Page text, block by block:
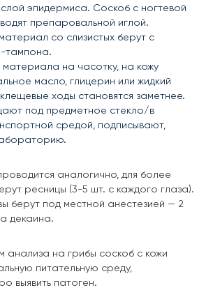
эпидермиса. Соскоб с ногтевой
препаровальной иглой.
со слизистых берут с
тампона.
на часотку, на кожу
масло, глицерин или жидкий
ходы становятся заметнее.
под предметное стекло/в
средой, подписывают,
аналогично, для более
ресницы (3-5 шт. с каждого глаза).
берут под местной анестезией — 2
декаина.
анализа на грибы соскоб с кожи
питательную среду,
выявить патоген.